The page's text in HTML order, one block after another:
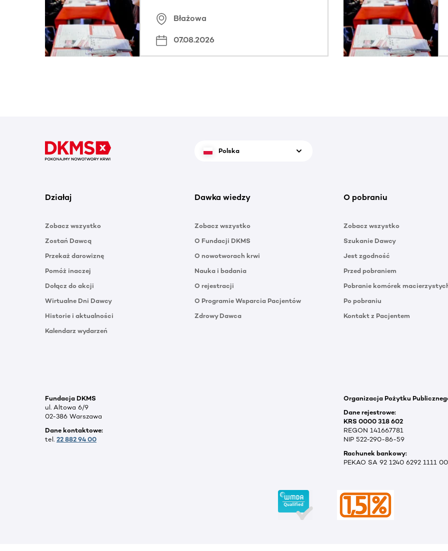
Błażowa
07.08.2026
Polska
Działaj
Zobacz wszystko
Zostań Dawcą
Przekaż darowiznę
Pomóż inaczej
Dołącz do akcji
Wirtualne Dni Dawcy
Historie i aktualności
Kalendarz wydarzeń
Dawka wiedzy
Zobacz wszystko
O Fundacji DKMS
O nowotworach krwi
Nauka i badania
O rejestracji
O Programie Wsparcia Pacjentów
Zdrowy Dawca
O pobraniu
Zobacz wszystko
Szukanie Dawcy
Jest zgodność
Przed pobraniem
Pobranie komórek
Po pobraniu
Kontakt z Pacjentem
Fundacja DKMS
ul. Altowa 6/9
02-386 Warszawa
Dane kontaktowe:
tel. 22 882 94 00
Organizacja Pożytku
Dane rejestrowe:
KRS 0000 318 602
REGON 141667781
NIP 522-290-86-59
Rachunek bankowy:
PEKAO SA 92 1240 6292 1111